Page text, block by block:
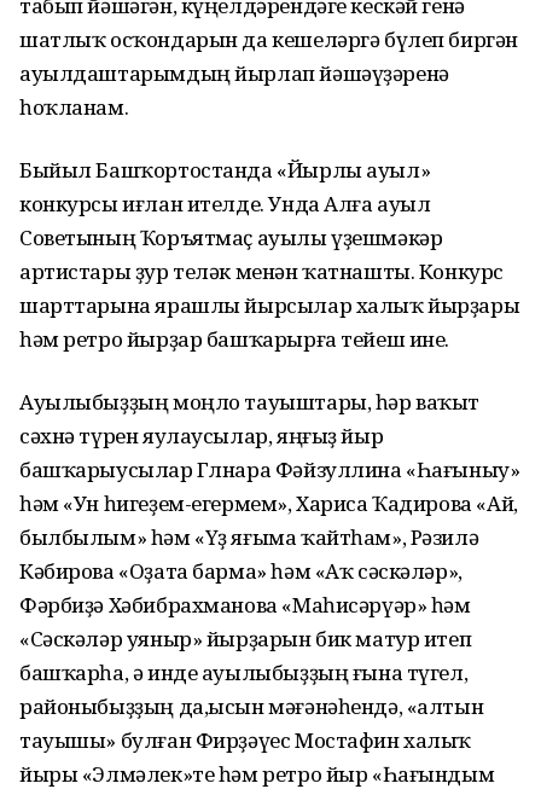
шатлыҡ осҡондарын да кешеләргә бүлеп биргән
ауылдаштарымдың йырлап йәшәүҙәренә
һоҡланам.
Быйыл Башҡортостанда «Йырлы ауыл»
конкурсы иғлан ителде. Унда Алға ауыл
Советының Ҡоръятмаҫ ауылы үҙешмәкәр
артистары ҙур теләк менән ҡатнашты. Конкурс
шарттарына ярашлы йырсылар халыҡ йырҙары
һәм ретро йырҙар башҡарырға тейеш ине.
Ауылыбыҙҙың моңло тауыштары, һәр ваҡыт
сәхнә түрен яулаусылар, яңғыҙ йыр
башҡарыусылар Гөлнара Фәйзуллина «Һағыныу»
һәм «Ун һигеҙем-егермем», Хариса Ҡадирова «Ай,
былбылым» һәм «Үҙ яғыма ҡайтһам», Рәзилә
Кәбирова «Оҙата барма» һәм «Аҡ сәскәләр»,
Фәрбиҙә Хәбибрахманова «Маһисәрүәр» һәм
«Сәскәләр уяныр» йырҙарын бик матур итеп
башҡарһа, ә инде ауылыбыҙҙың ғына түгел,
районыбыҙҙың да,ысын мәғәнәһендә, «алтын
тауышы» булған Фирҙәүес Мостафин халыҡ
йыры «Элмәлек»те һәм ретро йыр «Һағындым